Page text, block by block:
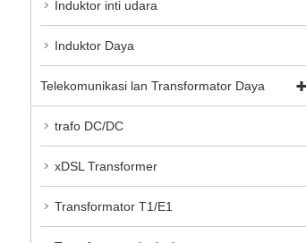
Induktor inti udara
Induktor Daya
Telekomunikasi lan Transformator Daya
trafo DC/DC
xDSL Transformer
Transformator T1/E1